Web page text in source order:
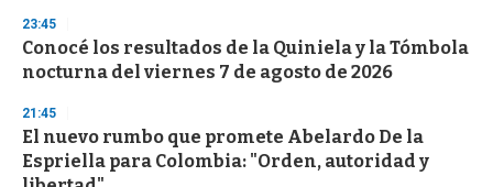
s
e
c
o
d
s
23:45
Conocé los resultados de la Quiniela y la Tómbola
nocturna del viernes 7 de agosto de 2026
21:45
El nuevo rumbo que promete Abelardo De la
Espriella para Colombia: "Orden, autoridad y